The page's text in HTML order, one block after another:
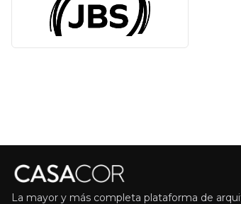
La mayor y más completa plataforma de